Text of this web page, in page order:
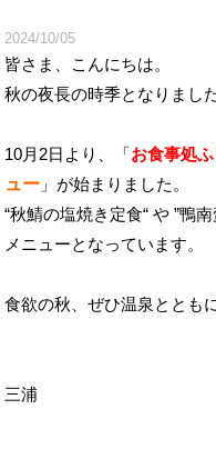
2024/10/05
皆さま、こんにちは。
秋の夜長の時季となりまし
10月2日より、「お食事処
ュー 」が始まりました。
“秋鯖の塩焼き定食“ や ”鴨
メニューとなっています。
食欲の秋、ぜひ温泉ととも
三浦